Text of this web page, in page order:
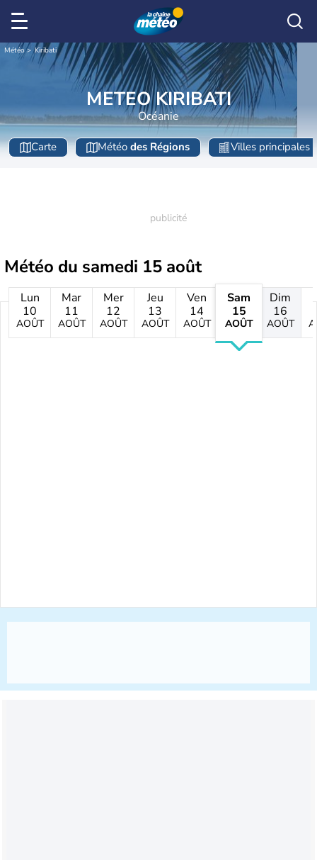
Météo Kiribati
METEO KIRIBATI
Océanie
Carte Météo des Régions Villes principales
Météo du samedi 15 août
Lun
10
AOÛT
Mar
11
AOÛT
Mer
12
AOÛT
Jeu
13
AOÛT
Ven
14
AOÛT
Sam
15
AOÛT
Dim
16
AOÛT